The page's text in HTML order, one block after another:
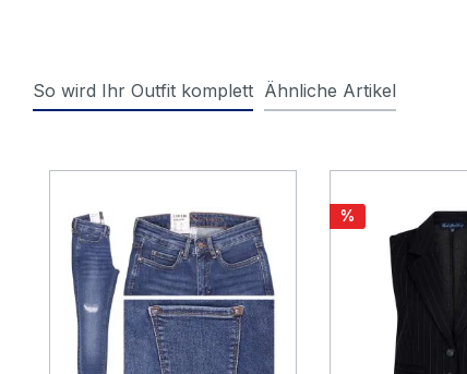
So wird Ihr Outfit komplett Ähnliche Artikel
Rabatt
%